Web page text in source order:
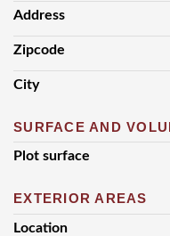
Address
Zipcode
City
SURFACE AND
Plot surface
EXTERIOR AREAS
Location